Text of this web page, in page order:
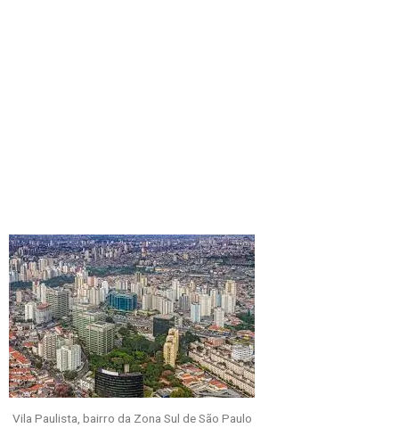
Vila Paulista, bairro da Zona Sul de São Paulo